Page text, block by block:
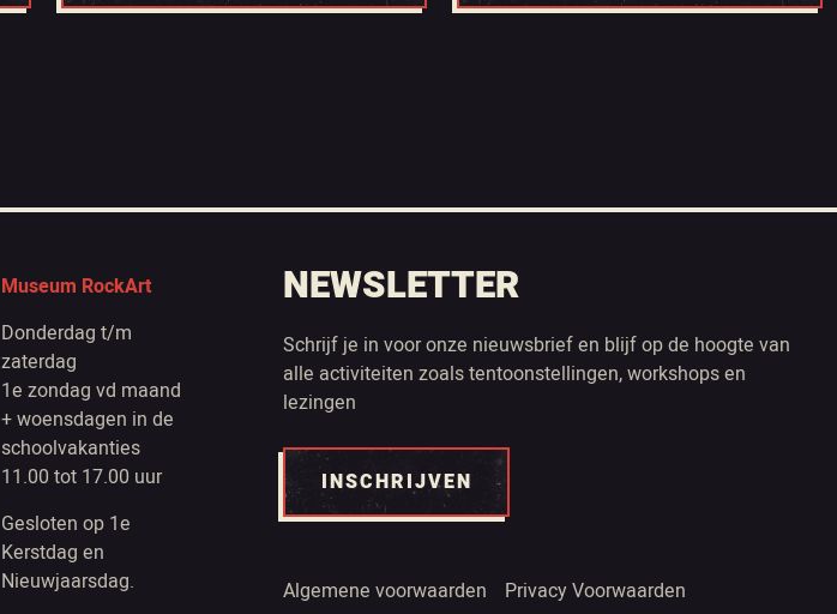
Museum RockArt
Donderdag t/m
zaterdag
1e zondag vd maand
+ woensdagen in de
schoolvakanties
11.00 tot 17.00 uur
Gesloten op 1e
Kerstdag en
Nieuwjaarsdag.
NEWSLETTER
Schrijf je in voor onze nieuwsbrief en blijf op de hoogte van
alle activiteiten zoals tentoonstellingen, workshops en
lezingen
INSCHRIJVEN
Algemene voorwaarden
Privacy Voorwaarden